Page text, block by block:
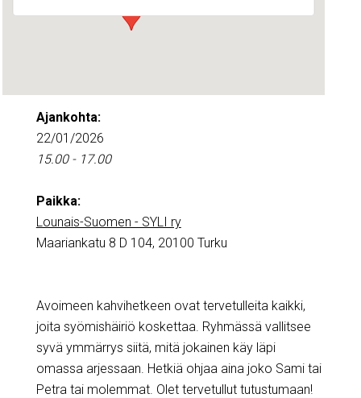
Ajankohta:
22/01/2026
15.00 - 17.00
Paikka:
Lounais-Suomen - SYLI ry
Maariankatu 8 D 104, 20100 Turku
Avoimeen kahvihetkeen ovat tervetulleita kaikki,
joita syömishäiriö koskettaa. Ryhmässä vallitsee
syvä ymmärrys siitä, mitä jokainen käy läpi
omassa arjessaan. Hetkiä ohjaa aina joko Sami tai
Petra tai molemmat. Olet tervetullut tutustumaan!